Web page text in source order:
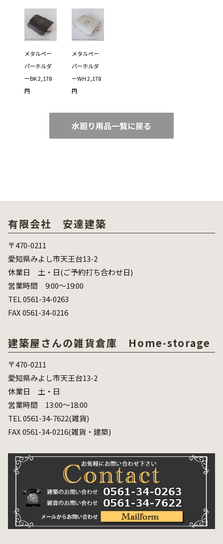
メタルペー
パーホルダ
ーBK 2,178
円
メタルペー
パーホルダ
ーWH 2,178
円
水廻り用品一覧に戻る
有限会社 安達建築
〒470-0211
愛知県みよし市天王台13-2
休業日 土・日(ご予約打ち合わせ日)
営業時間 9:00～19:00
TEL 0561-34-0263
FAX 0561-34-0216
建築屋さんの雑貨倉庫 Home-storage
〒470-0211
愛知県みよし市天王台13-2
休業日 土・日
営業時間 13:00～18:00
TEL 0561-34-7622(雑貨)
FAX 0561-34-0216(雑貨・建築)